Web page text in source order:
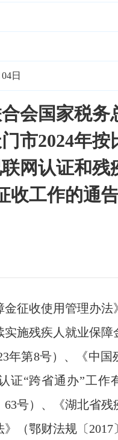
日
会国家税务
市2024年按
网认证和残
收工作的通
征收使用管理办法
实施残疾人就业保障
年第8号）、《中国
证“跨省通办”工作
63号）、《湖北省
（鄂财法规〔2017